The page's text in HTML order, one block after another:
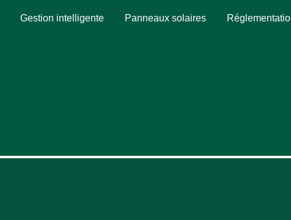
Gestion intelligente Panneaux solaires